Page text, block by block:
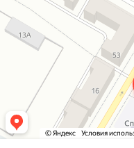
Специальная школа открытого
Общеобразовательная школа в